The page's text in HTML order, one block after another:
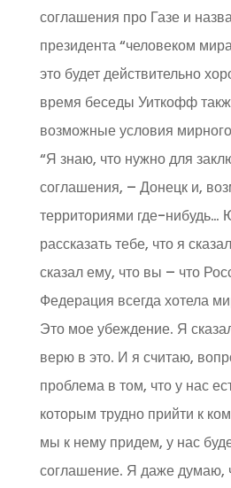
соглашения про Газе и
президента “человеком
это будет действительно
время беседы Уиткофф
возможные условия
“Я знаю, что нужно для
соглашения, – Донецк и,
территориями где-нибудь…
рассказать тебе, что я
сказал ему, что вы – что
Федерация всегда хотела
Это мое убеждение. Я
верю в это. И я считаю,
проблема в том, что у нас
которым трудно прийти к
мы к нему придем, у нас
соглашение. Я даже думаю,